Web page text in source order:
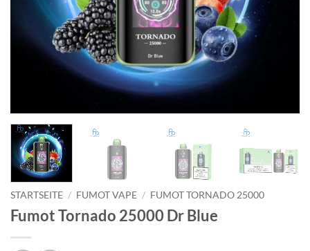
STARTSEITE / FUMOT VAPE / FUMOT TORNADO 25000
Fumot Tornado 25000 Dr Blue